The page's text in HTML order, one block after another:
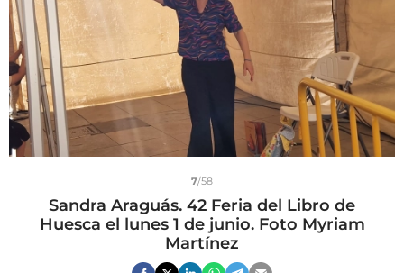
7/58
Sandra Araguás. 42 Feria del Libro de
Huesca el lunes 1 de junio. Foto Myriam
Martínez